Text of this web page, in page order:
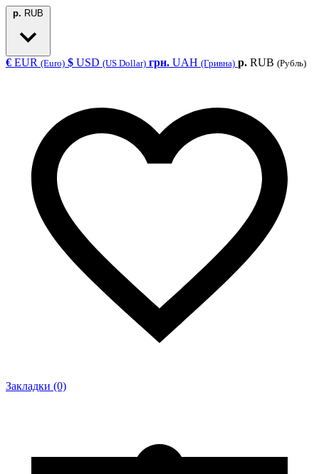
р. RUB
€ EUR (Euro) $ USD (US Dollar) грн. UAH (Гривна) р. RUB (Рубль)
Закладки (0)